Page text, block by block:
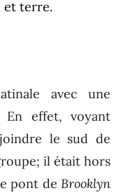
avec une
En effet, voyant
le sud de
il était hors
pont de Brooklyn